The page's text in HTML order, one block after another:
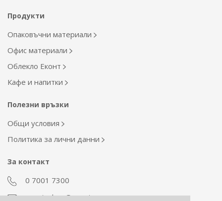
Продукти
Опаковъчни материали
Офис материали
Облекло Еконт
Кафе и напитки
Полезни връзки
Общи условия
Политика за лични данни
За контакт
0 7001 7300
econt_shop@econt.com